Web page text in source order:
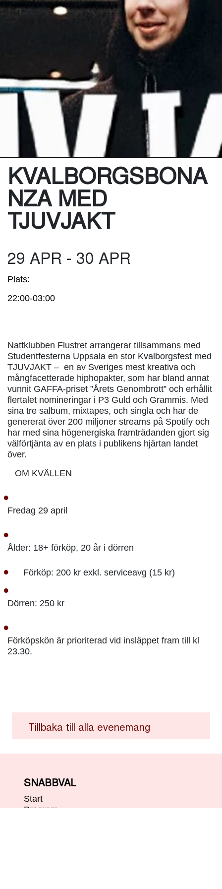
KVALBORGSBONA
NZA MED
TJUVJAKT
29 APR - 30 APR
Plats:
22:00-03:00
Nattklubben Flustret arrangerar tillsammans med
Studentfesterna Uppsala en stor Kvalborgsfest med
TJUVJAKT – en av Sveriges mest kreativa och
mångfacetterade hiphopakter, som har bland annat
vunnit GAFFA-priset ”Årets Genombrott” och erhållit
flertalet nomineringar i P3 Guld och Grammis. Med
sina tre salbum, mixtapes, och singla och har de
genererat över 200 miljoner streams på Spotify och
har med sina högenergiska framträdanden gjort sig
välförtjänta av en plats i publikens hjärtan landet
över.
OM KVÄLLEN
Fredag 29 april
Ålder: 18+ förköp, 20 år i dörren
Förköp: 200 kr exkl. serviceavg (15 kr)
Dörren: 250 kr
Förköpskön är prioriterad vid insläppet fram till kl
23.30.
Tillbaka till alla evenemang
SNABBVAL
Start
Program